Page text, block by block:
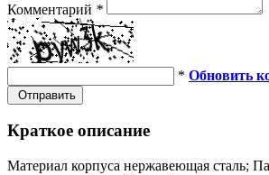
Комментарий *
* Обновить
Отправить
Краткое описание
Материал корпуса нержавеющая сталь;